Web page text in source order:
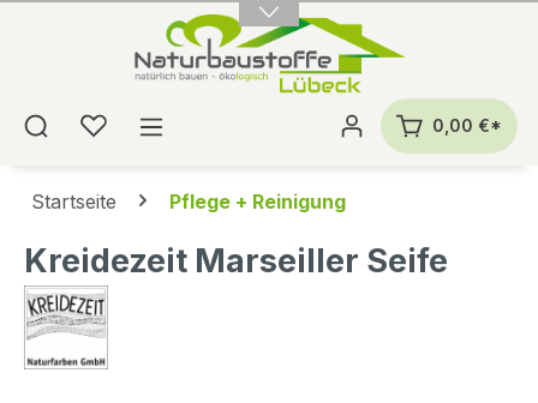
0,00 €*
Startseite Pflege + Reinigung
Kreidezeit Marseiller Seife